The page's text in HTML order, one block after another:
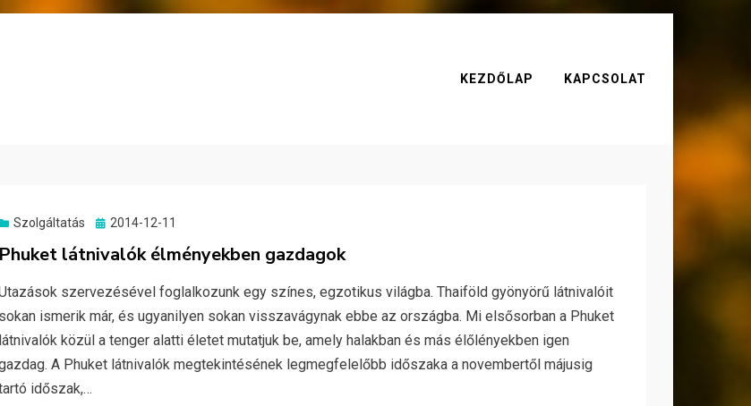
KEZDŐLAP KAPCSOLAT
Szolgáltatás
Posted
2014-12-11
Phuket látnivalók élményekben gazdagok
szervezésével foglalkozunk egy színes, egzotikus világba. Thaiföld gyönyörű látnivalóit
sokan ismerik már, és ugyanilyen sokan visszavágynak ebbe az országba. Mi elsősorban a Phuket
látnivalók közül a tenger alatti életet mutatjuk be, amely halakban és más élőlényekben igen
A Phuket látnivalók megtekintésének legmegfelelőbb időszaka a novembertől májusig
időszak,…